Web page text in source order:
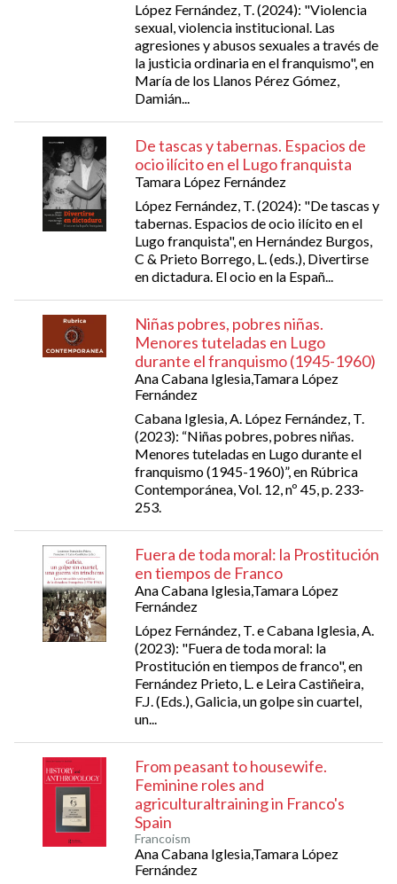
López Fernández, T. (2024): "Violencia
sexual, violencia institucional. Las
agresiones y abusos sexuales a través de
la justicia ordinaria en el franquismo", en
María de los Llanos Pérez Gómez,
Damián...
De tascas y tabernas. Espacios de
ocio ilícito en el Lugo franquista
Tamara López Fernández
López Fernández, T. (2024): "De tascas y
tabernas. Espacios de ocio ilícito en el
Lugo franquista", en Hernández Burgos,
C & Prieto Borrego, L. (eds.), Divertirse
en dictadura. El ocio en la Españ...
Niñas pobres, pobres niñas.
Menores tuteladas en Lugo
durante el franquismo (1945-1960)
Ana Cabana Iglesia,Tamara López
Fernández
Cabana Iglesia, A. López Fernández, T.
(2023): “Niñas pobres, pobres niñas.
Menores tuteladas en Lugo durante el
franquismo (1945-1960)”, en Rúbrica
Contemporánea, Vol. 12, nº 45, p. 233-
253.
Fuera de toda moral: la Prostitución
en tiempos de Franco
Ana Cabana Iglesia,Tamara López
Fernández
López Fernández, T. e Cabana Iglesia, A.
(2023): "Fuera de toda moral: la
Prostitución en tiempos de franco", en
Fernández Prieto, L. e Leira Castiñeira,
F.J. (Eds.), Galicia, un golpe sin cuartel,
un...
From peasant to housewife.
Feminine roles and
agriculturaltraining in Franco's
Spain
Francoism
Ana Cabana Iglesia,Tamara López
Fernández